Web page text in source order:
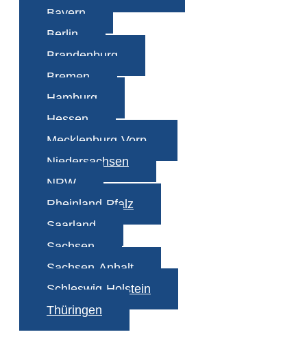
Bayern
Berlin
Brandenburg
Bremen
Hamburg
Hessen
Mecklenburg-Vorp.
Niedersachsen
NRW
Rheinland-Pfalz
Saarland
Sachsen
Sachsen-Anhalt
Schleswig-Holstein
Thüringen